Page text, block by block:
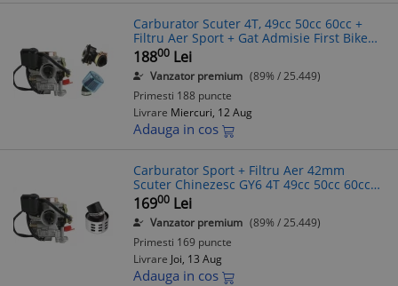
Carburator Scuter 4T, 49cc 50cc 60cc +
Filtru Aer Sport + Gat Admisie First Bike
TMMP
18800 Lei
Vanzator premium (89% / 25.449)
Primesti 188 puncte
Livrare Miercuri, 12 Aug
Adauga in cos
Carburator Sport + Filtru Aer 42mm
Scuter Chinezesc GY6 4T 49cc 50cc 60cc
TMMP
16900 Lei
Vanzator premium (89% / 25.449)
Primesti 169 puncte
Livrare Joi, 13 Aug
Adauga in cos